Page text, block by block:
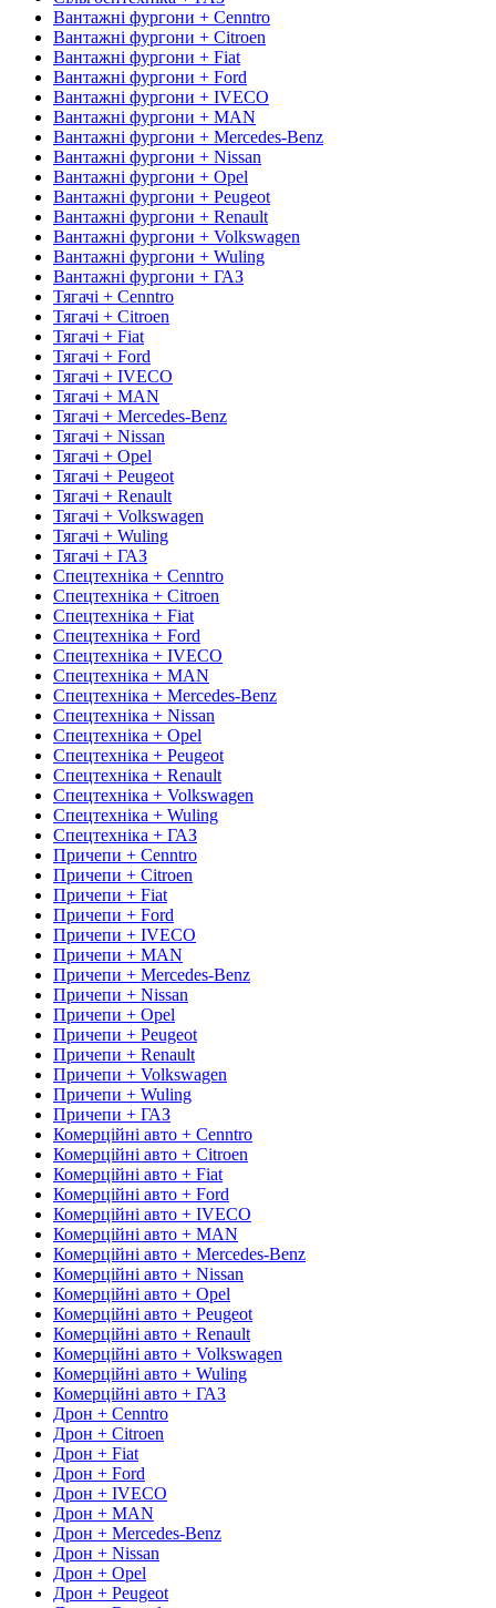
Вантажні фургони + Cenntro
Вантажні фургони + Citroen
Вантажні фургони + Fiat
Вантажні фургони + Ford
Вантажні фургони + IVECO
Вантажні фургони + MAN
Вантажні фургони + Mercedes-Benz
Вантажні фургони + Nissan
Вантажні фургони + Opel
Вантажні фургони + Peugeot
Вантажні фургони + Renault
Вантажні фургони + Volkswagen
Вантажні фургони + Wuling
Вантажні фургони + ГАЗ
Тягачі + Cenntro
Тягачі + Citroen
Тягачі + Fiat
Тягачі + Ford
Тягачі + IVECO
Тягачі + MAN
Тягачі + Mercedes-Benz
Тягачі + Nissan
Тягачі + Opel
Тягачі + Peugeot
Тягачі + Renault
Тягачі + Volkswagen
Тягачі + Wuling
Тягачі + ГАЗ
Спецтехніка + Cenntro
Спецтехніка + Citroen
Спецтехніка + Fiat
Спецтехніка + Ford
Спецтехніка + IVECO
Спецтехніка + MAN
Спецтехніка + Mercedes-Benz
Спецтехніка + Nissan
Спецтехніка + Opel
Спецтехніка + Peugeot
Спецтехніка + Renault
Спецтехніка + Volkswagen
Спецтехніка + Wuling
Спецтехніка + ГАЗ
Причепи + Cenntro
Причепи + Citroen
Причепи + Fiat
Причепи + Ford
Причепи + IVECO
Причепи + MAN
Причепи + Mercedes-Benz
Причепи + Nissan
Причепи + Opel
Причепи + Peugeot
Причепи + Renault
Причепи + Volkswagen
Причепи + Wuling
Причепи + ГАЗ
Комерційні авто + Cenntro
Комерційні авто + Citroen
Комерційні авто + Fiat
Комерційні авто + Ford
Комерційні авто + IVECO
Комерційні авто + MAN
Комерційні авто + Mercedes-Benz
Комерційні авто + Nissan
Комерційні авто + Opel
Комерційні авто + Peugeot
Комерційні авто + Renault
Комерційні авто + Volkswagen
Комерційні авто + Wuling
Комерційні авто + ГАЗ
Дрон + Cenntro
Дрон + Citroen
Дрон + Fiat
Дрон + Ford
Дрон + IVECO
Дрон + MAN
Дрон + Mercedes-Benz
Дрон + Nissan
Дрон + Opel
Дрон + Peugeot